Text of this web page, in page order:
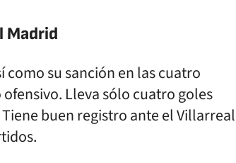
Madrid
como su sanción en las cuatro
Lleva sólo cuatro goles
buen registro ante el Villarreal